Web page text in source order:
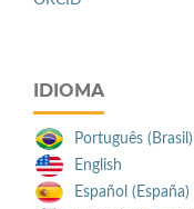
IDIOMA
Português (Brasil)
English
Español (España)